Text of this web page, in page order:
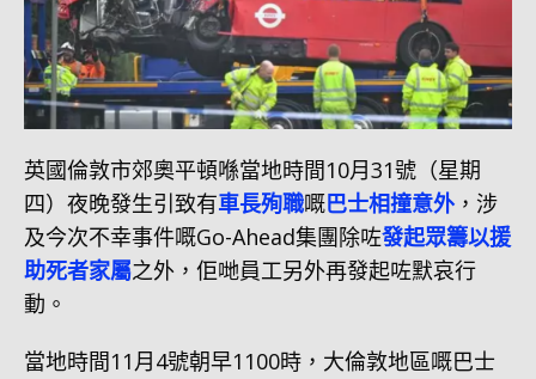
英國倫敦市郊奧平頓喺當地時間10月31號（星期
四）夜晚發生引致有車長殉職嘅巴士相撞意外 ，涉
及今次不幸事件嘅Go-Ahead集團除咗發起眾籌以援
助死者家屬之外，佢哋員工另外再發起咗默哀行
動。
當地時間11月4號朝早1100時，大倫敦地區嘅巴士